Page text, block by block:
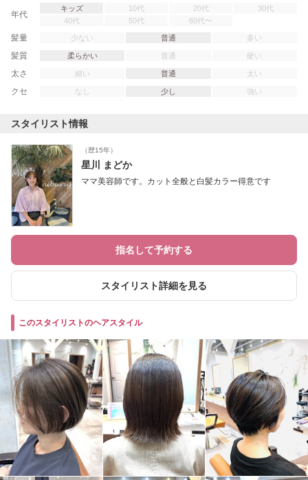
年代
キッズ 10代 20代
30代
40代
50代 60代〜
髪量 少ない 普通 多い
髪質 柔らかい 普通 硬い
太さ 細い 普通 太い
クセ なし 少し 強い
スタイリスト情報
（歴15年）
星川 まどか
ママ美容師です。カット全般と白髪カラー得意です
指名して予約する
スタイリスト詳細を見る
このスタイリストのヘアスタイル